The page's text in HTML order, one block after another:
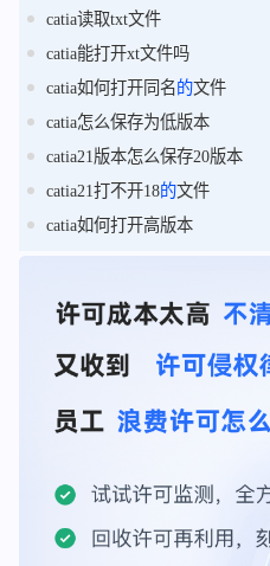
catia读取txt文件
catia能打开xt文件吗
catia如何打开同名的文件
catia怎么保存为低版本
catia21版本怎么保存20版本
catia21打不开18的文件
catia如何打开高版本